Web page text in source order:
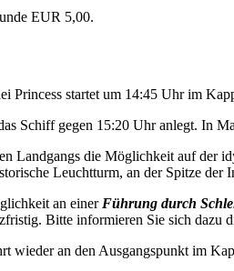
EUR 5,00.
Princess startet um 14:45 Uhr im
Schiff gegen 15:20 Uhr anlegt. In
Landgangs die Möglichkeit auf der
Leuchtturm, an der Spitze
an einer Führung durch
Bitte informieren Sie sich dazu
wieder an den Ausgangspunkt im